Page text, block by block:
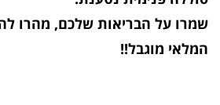
שמרו על הבריאות שלכם, מהרו
המלאי מוגבל!!